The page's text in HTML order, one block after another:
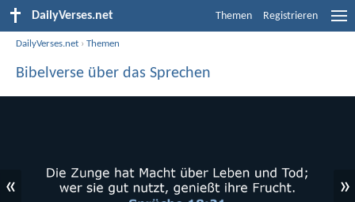
DailyVerses.net Themen Registrieren
DailyVerses.net ›Themen
Bibelverse über das Sprechen
« »